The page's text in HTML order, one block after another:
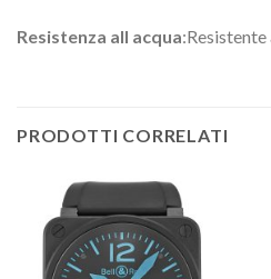
Resistenza all acqua:Resistente
PRODOTTI CORRELATI